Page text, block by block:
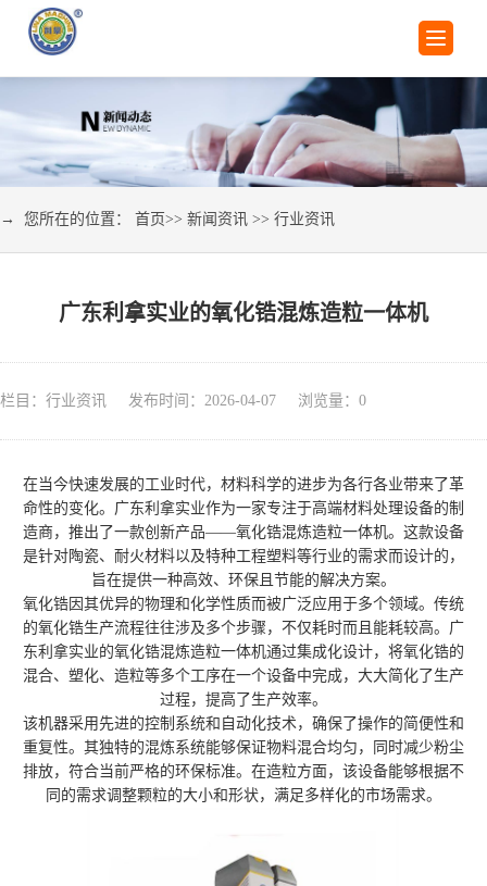
→ 您所在的位置： 首页>> 新闻资讯 >> 行业资讯
广东利拿实业的氧化锆混炼造粒一体机
栏目：行业资讯 发布时间：2026-04-07 浏览量： 0
在当今快速发展的工业时代，材料科学的进步为各行各业带来了革
命性的变化。广东利拿实业作为一家专注于高端材料处理设备的制
造商，推出了一款创新产品——氧化锆混炼造粒一体机。这款设备
是针对陶瓷、耐火材料以及特种工程塑料等行业的需求而设计的，
旨在提供一种高效、环保且节能的解决方案。
氧化锆因其优异的物理和化学性质而被广泛应用于多个领域。传统
的氧化锆生产流程往往涉及多个步骤，不仅耗时而且能耗较高。广
东利拿实业的氧化锆混炼造粒一体机通过集成化设计，将氧化锆的
混合、塑化、造粒等多个工序在一个设备中完成，大大简化了生产
过程，提高了生产效率。
该机器采用先进的控制系统和自动化技术，确保了操作的简便性和
重复性。其独特的混炼系统能够保证物料混合均匀，同时减少粉尘
排放，符合当前严格的环保标准。在造粒方面，该设备能够根据不
同的需求调整颗粒的大小和形状，满足多样化的市场需求。